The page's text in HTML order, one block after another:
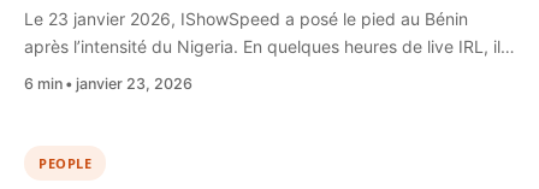
Le 23 janvier 2026, IShowSpeed a posé le pied au Bénin
après l’intensité du Nigeria. En quelques heures de live IRL, il…
6 min janvier 23, 2026
PEOPLE